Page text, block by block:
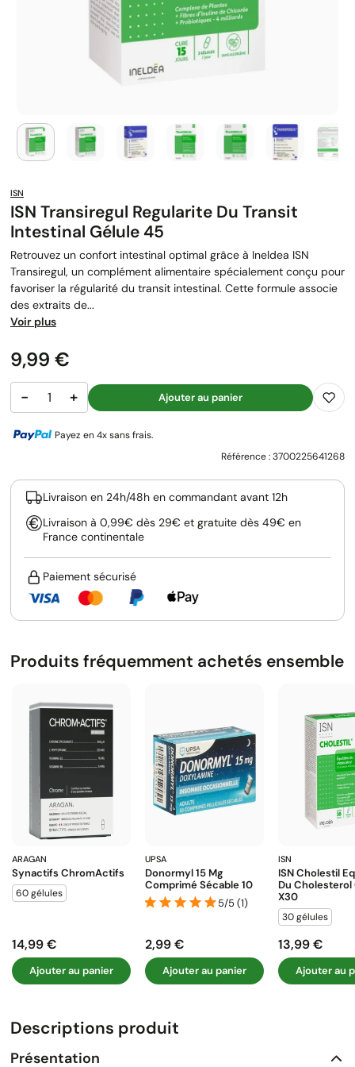
ISN
ISN Transiregul Regularite Du Transit
Intestinal Gélule 45
Retrouvez un confort intestinal optimal grâce à Ineldea ISN
Transiregul, un complément alimentaire spécialement conçu pour
favoriser la régularité du transit intestinal. Cette formule associe
des extraits de...
Voir plus
Prix
9,99 €
− + Ajouter au panier
Payez en 4x sans frais.
Référence :3700225641268
Livraison en 24h/48h en commandant avant 12h
Livraison à 0,99€ dès 29€ et gratuite dès 49€ en
France continentale
Paiement sécurisé
Produits fréquemment achetés ensemble
ARAGAN
Synactifs ChromActifs
60 gélules
Prix
14,99 €
Ajouter au panier
UPSA
Donormyl 15 Mg
Comprimé Sécable 10
5/5 (1)
Prix
2,99 €
Ajouter au panier
ISN
ISN Cholestil
Du Cholesterol
X30
30 gélules
Prix
13,99 €
Ajouter au
Descriptions produit
Présentation